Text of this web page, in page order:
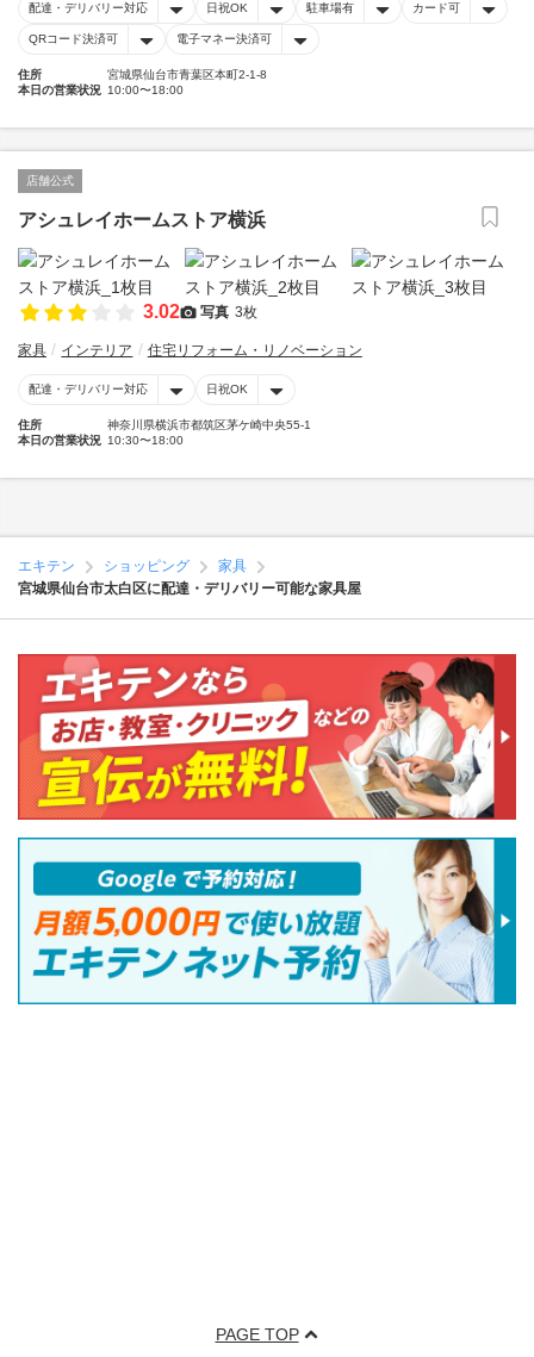
配達・デリバリー対応 日祝OK 駐車場有 カード可
QRコード決済可 電子マネー決済可
住所
宮城県仙台市青葉区本町2-1-8
本日の営業状況 10:00〜18:00
店舗公式
アシュレイホームストア横浜
3.02 写真 3枚
家具 インテリア 住宅リフォーム・リノベーション
配達・デリバリー対応 日祝OK
住所
神奈川県横浜市都筑区茅ケ崎中央55-1
本日の営業状況 10:30〜18:00
エキテン ショッピング
家具
宮城県仙台市太白区に配達・デリバリー可能な家具屋
PAGE TOP